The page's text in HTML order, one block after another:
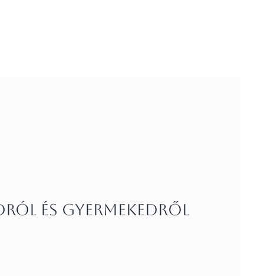
és gyermekedről